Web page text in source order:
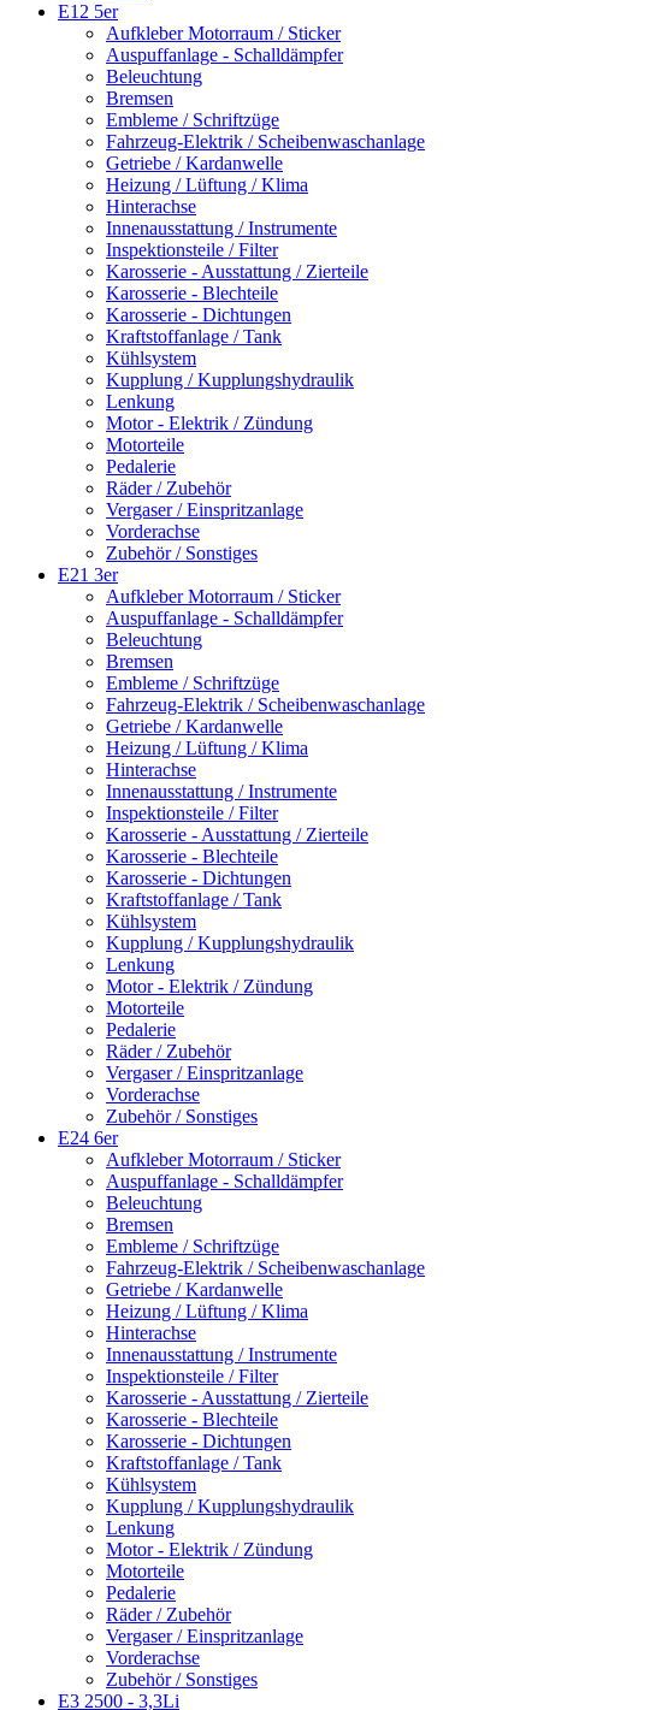
E12 5er
Aufkleber Motorraum / Sticker
Auspuffanlage - Schalldämpfer
Beleuchtung
Bremsen
Embleme / Schriftzüge
Fahrzeug-Elektrik / Scheibenwaschanlage
Getriebe / Kardanwelle
Heizung / Lüftung / Klima
Hinterachse
Innenausstattung / Instrumente
Inspektionsteile / Filter
Karosserie - Ausstattung / Zierteile
Karosserie - Blechteile
Karosserie - Dichtungen
Kraftstoffanlage / Tank
Kühlsystem
Kupplung / Kupplungshydraulik
Lenkung
Motor - Elektrik / Zündung
Motorteile
Pedalerie
Räder / Zubehör
Vergaser / Einspritzanlage
Vorderachse
Zubehör / Sonstiges
E21 3er
Aufkleber Motorraum / Sticker
Auspuffanlage - Schalldämpfer
Beleuchtung
Bremsen
Embleme / Schriftzüge
Fahrzeug-Elektrik / Scheibenwaschanlage
Getriebe / Kardanwelle
Heizung / Lüftung / Klima
Hinterachse
Innenausstattung / Instrumente
Inspektionsteile / Filter
Karosserie - Ausstattung / Zierteile
Karosserie - Blechteile
Karosserie - Dichtungen
Kraftstoffanlage / Tank
Kühlsystem
Kupplung / Kupplungshydraulik
Lenkung
Motor - Elektrik / Zündung
Motorteile
Pedalerie
Räder / Zubehör
Vergaser / Einspritzanlage
Vorderachse
Zubehör / Sonstiges
E24 6er
Aufkleber Motorraum / Sticker
Auspuffanlage - Schalldämpfer
Beleuchtung
Bremsen
Embleme / Schriftzüge
Fahrzeug-Elektrik / Scheibenwaschanlage
Getriebe / Kardanwelle
Heizung / Lüftung / Klima
Hinterachse
Innenausstattung / Instrumente
Inspektionsteile / Filter
Karosserie - Ausstattung / Zierteile
Karosserie - Blechteile
Karosserie - Dichtungen
Kraftstoffanlage / Tank
Kühlsystem
Kupplung / Kupplungshydraulik
Lenkung
Motor - Elektrik / Zündung
Motorteile
Pedalerie
Räder / Zubehör
Vergaser / Einspritzanlage
Vorderachse
Zubehör / Sonstiges
E3 2500 - 3,3Li